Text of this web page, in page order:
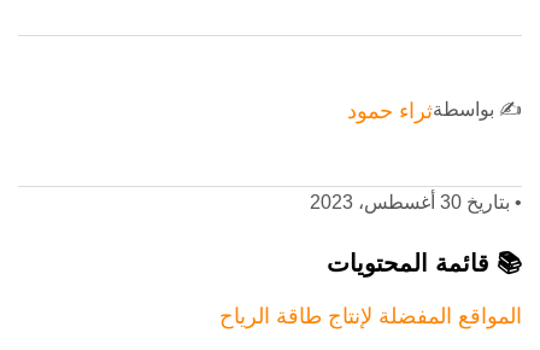
✍️ بواسطةثراء حمود
• بتاريخ 30 أغسطس، 2023
📚 قائمة المحتويات
المواقع المفضلة لإنتاج طاقة الرياح